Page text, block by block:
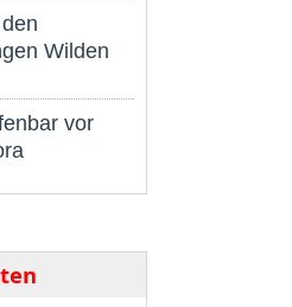
Wilden
vor